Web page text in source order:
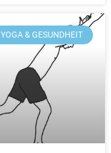
YOGA & GESUNDHEIT